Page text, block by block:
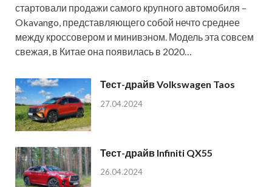
стартовали продажи самого крупного автомобиля –
Okavango, представляющего собой нечто среднее
между кроссовером и минивэном. Модель эта совсем
свежая, в Китае она появилась в 2020…
Тест-драйв Volkswagen Taos
27.04.2024
Тест-драйв Infiniti QX55
26.04.2024